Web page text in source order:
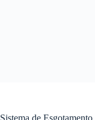
Sistema de